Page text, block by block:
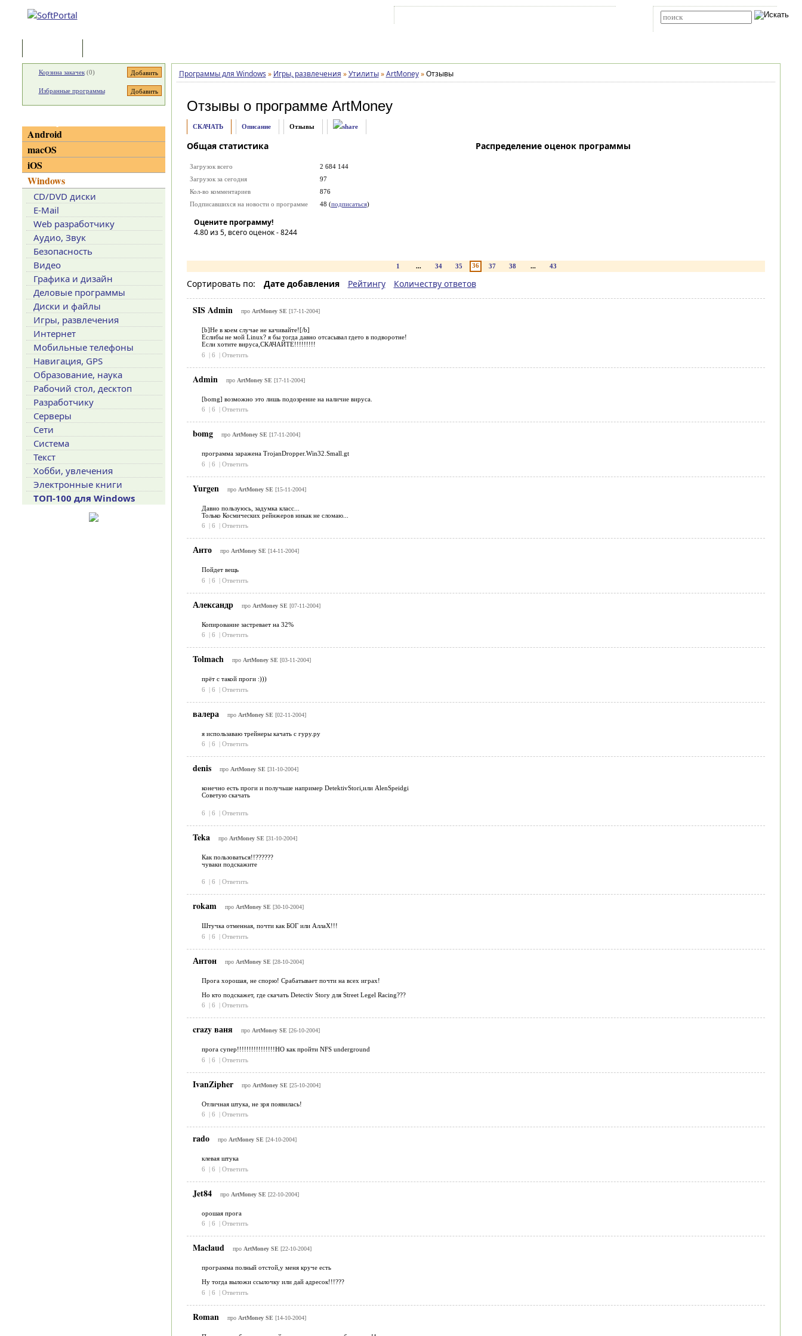
Программы для Windows » Игры, развлечения » Утилиты » ArtMoney » Отзывы
Отзывы о программе ArtMoney
СКАЧАТЬ Описание Отзывы
Общая статистика
Загрузок всего
2 684 144
Загрузок за сегодня
97
Кол-во комментариев
876
Подписавшихся на новости о программе
48 (подписаться)
Оцените программу!
4.80из 5, всего оценок -8244
Распределение оценок программы
1 ... 34 35 36 37 38 ... 43
Сортировать по: Дате добавления Рейтингу Количеству ответов
SIS Admin про ArtMoney SE [17-11-2004]
[b]Не в коем случае не качивайте![/b]
Еслибы не мой Linux? я бы тогда давно отсасывал гдето в подворотне!
Если хотите вируса,СКАЧАЙТЕ!!!!!!!!!
6
| 6 | Ответить
Admin про ArtMoney SE [17-11-2004]
[bomg] возможно это лишь подозрение на наличие вируса.
6
| 6 | Ответить
bomg про ArtMoney SE [17-11-2004]
программа заражена TrojanDropper.Win32.Small.gt
6
| 6 | Ответить
Yurgen про ArtMoney SE [15-11-2004]
Давно пользуюсь, задумка класс...
Только Космических рейнжеров никак не сломаю...
6
| 6 | Ответить
Анто про ArtMoney SE [14-11-2004]
Пойдет вещь
6
| 6 | Ответить
Александр про ArtMoney SE [07-11-2004]
Копирование застревает на 32%
6
| 6 | Ответить
Tolmach про ArtMoney SE [03-11-2004]
прёт с такой проги :)))
6
| 6 | Ответить
валера про ArtMoney SE [02-11-2004]
я использаваю трейнеры качать с гуру.ру
6
| 6 | Ответить
denis про ArtMoney SE [31-10-2004]
конечно есть проги и получьше например DetektivStori,или AlenSpeidgi
Советую скачать
6 | 6 | Ответить
Teka про ArtMoney SE [31-10-2004]
Как пользоваться!!??????
чуваки подскажите
6 | 6 | Ответить
rokаm про ArtMoney SE [30-10-2004]
Штучка отменная, почти как БОГ или АллаХ!!!
6
| 6 | Ответить
Антон про ArtMoney SE [28-10-2004]
Прога хорошая, не спорю! Срабатывает почти на всех играх!
Но кто подскажет, где скачать Detectiv Story для Street Legel Racing???
6
| 6 | Ответить
crazy ваня про ArtMoney SE [26-10-2004]
прога супер!!!!!!!!!!!!!!!!НО как пройти NFS underground
6
| 6 | Ответить
IvanZipher про ArtMoney SE [25-10-2004]
Отличная штука, не зря появилась!
6
| 6 | Ответить
rado про ArtMoney SE [24-10-2004]
клевая штука
6
| 6 | Ответить
Jet84 про ArtMoney SE [22-10-2004]
орошая прога
6
| 6 | Ответить
Maclaud про ArtMoney SE [22-10-2004]
программа полный отстой,у меня круче есть
Ну тогда выложи ссылочку или дай адресок!!!???
6
| 6 | Ответить
Roman про ArtMoney SE [14-10-2004]
Корзина закачек(0)
Избранные программы
Android
macOS
iOS
Windows
CD/DVD диски
E-Mail
Web разработчику
Аудио, Звук
Безопасность
Видео
Графика и дизайн
Деловые программы
Диски и файлы
Игры, развлечения
Интернет
Мобильные телефоны
Навигация, GPS
Образование, наука
Рабочий стол, десктоп
Разработчику
Серверы
Сети
Система
Текст
Хобби, увлечения
Электронные книги
ТОП-100 для Windows